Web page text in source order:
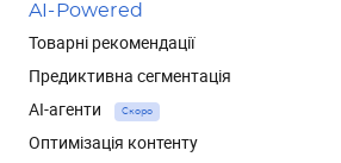
AI-Powered
Товарні рекомендації
Предиктивна сегментація
AI-агенти
Скоро
Оптимізація контенту